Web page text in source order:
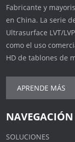
Fabricante y
en China. La serie
Ultrasurface LVT/
como el uso
HD de tablones de
APRENDE MÁS
NAVEGACIÓN
SOLUCIONES